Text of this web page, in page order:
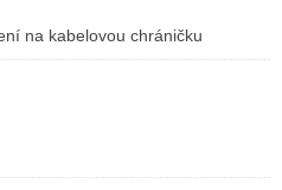
na kabelovou chráničku